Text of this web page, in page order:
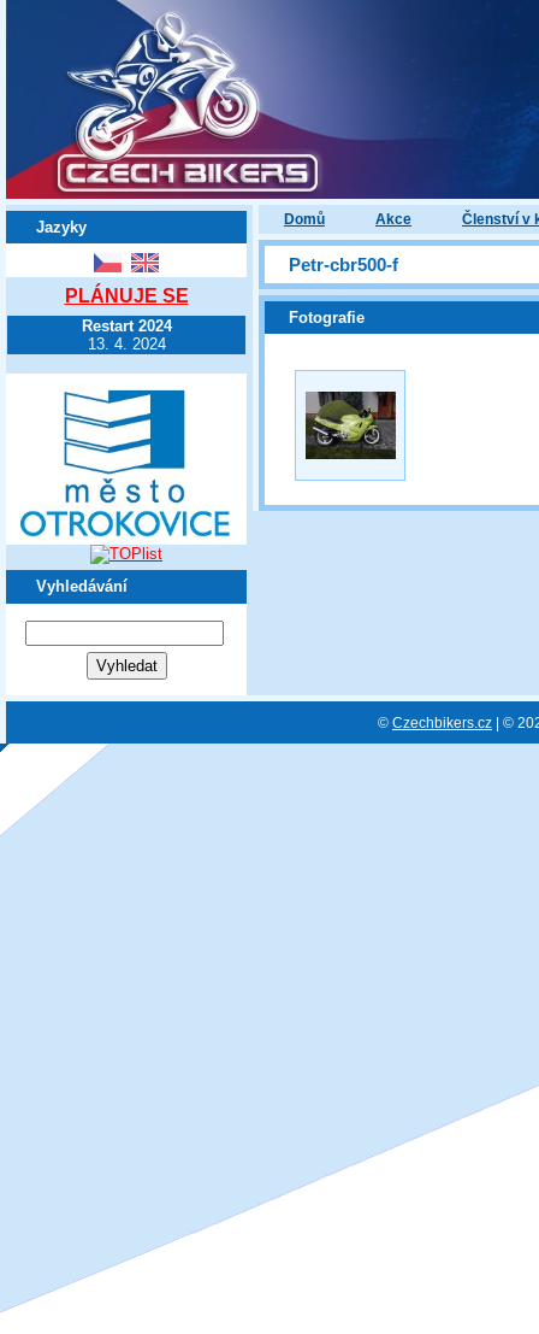
Domů Akce Členství v
Jazyky
PLÁNUJE SE
Restart 2024
13. 4. 2024
Vyhledávání
Petr-cbr500-f
Fotografie
© Czechbikers.cz | ©